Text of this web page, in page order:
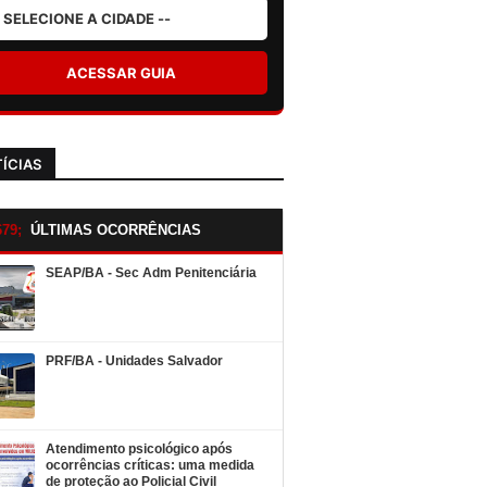
ACESSAR GUIA
ÚLTIMAS OCORRÊNCIAS
SEAP/BA - Sec Adm Penitenciária
PRF/BA - Unidades Salvador
Atendimento psicológico após
ocorrências críticas: uma medida
de proteção ao Policial Civil